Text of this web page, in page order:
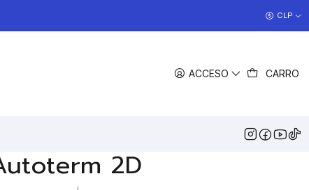
ACCESO CARRO
CLP
AL CARRO COMPRAR AHORA
2D